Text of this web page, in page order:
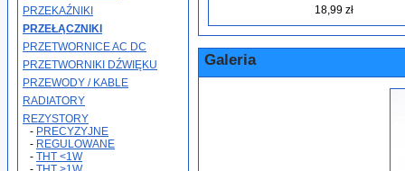
PRZEKAŹNIKI
PRZEŁĄCZNIKI
PRZETWORNICE AC DC
PRZETWORNIKI DŹWIĘKU
PRZEWODY / KABLE
RADIATORY
REZYSTORY
- PRECYZYJNE
- REGULOWANE
- THT <1W
18,99 zł
Galeria